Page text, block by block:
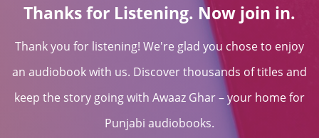
Thanks for Listening. Now join in.
Thank you for listening! We're glad you chose to enjoy
an audiobook with us. Discover thousands of titles and
keep the story going with Awaaz Ghar – your home for
Punjabi audiobooks.